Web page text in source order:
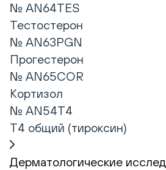
№ AN64TES
Тестостерон
№ AN63PGN
Прогестерон
№ AN65COR
Кортизол
№ AN54T4
Т4 общий (тироксин)
Дерматологические